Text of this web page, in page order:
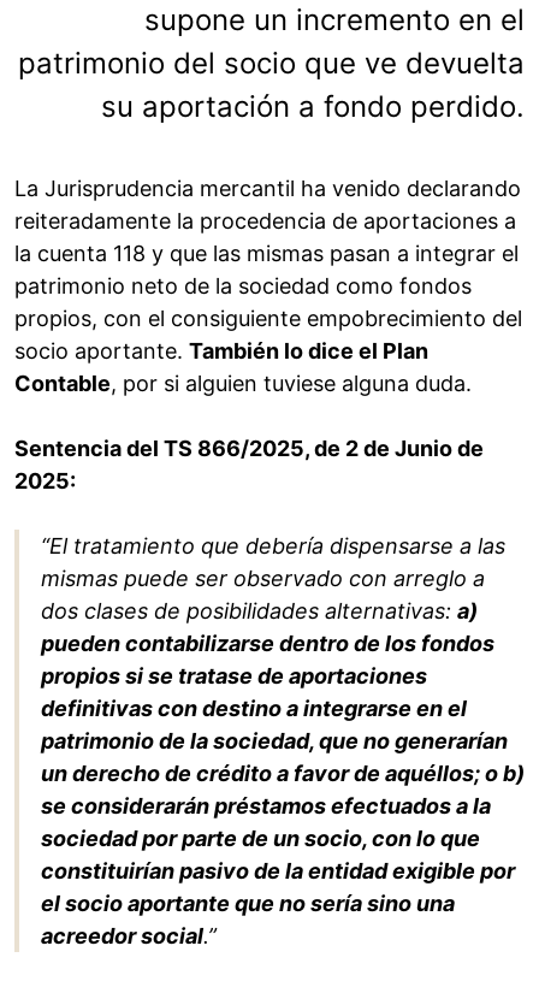
supone un incremento en el
patrimonio del socio que ve devuelta
su aportación a fondo perdido.
La Jurisprudencia mercantil ha venido declarando
reiteradamente la procedencia de aportaciones a
la cuenta 118 y que las mismas pasan a integrar el
patrimonio neto de la sociedad como fondos
propios, con el consiguiente empobrecimiento del
socio aportante. También lo dice el Plan
Contable, por si alguien tuviese alguna duda.
Sentencia del TS 866/2025, de 2 de Junio de
2025:
“El tratamiento que debería dispensarse a las
mismas puede ser observado con arreglo a
dos clases de posibilidades alternativas: a)
pueden contabilizarse dentro de los fondos
propios si se tratase de aportaciones
definitivas con destino a integrarse en el
patrimonio de la sociedad, que no generarían
un derecho de crédito a favor de aquéllos; o b)
se considerarán préstamos efectuados a la
sociedad por parte de un socio, con lo que
constituirían pasivo de la entidad exigible por
el socio aportante que no sería sino una
acreedor social.”